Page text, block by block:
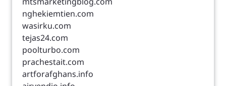
nghekiemtien.com
wasirku.com
tejas24.com
poolturbo.com
prachestait.com
artforafghans.info